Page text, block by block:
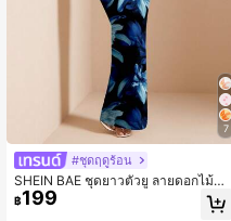
7
#ชุดฤดูร้อน
SHEIN BAE ชุดยาวตัวยู ลายดอกไม้
สำหรับสตรี ทรงพอดีตัว ชุดสำหรับพักผ่
อน
฿199